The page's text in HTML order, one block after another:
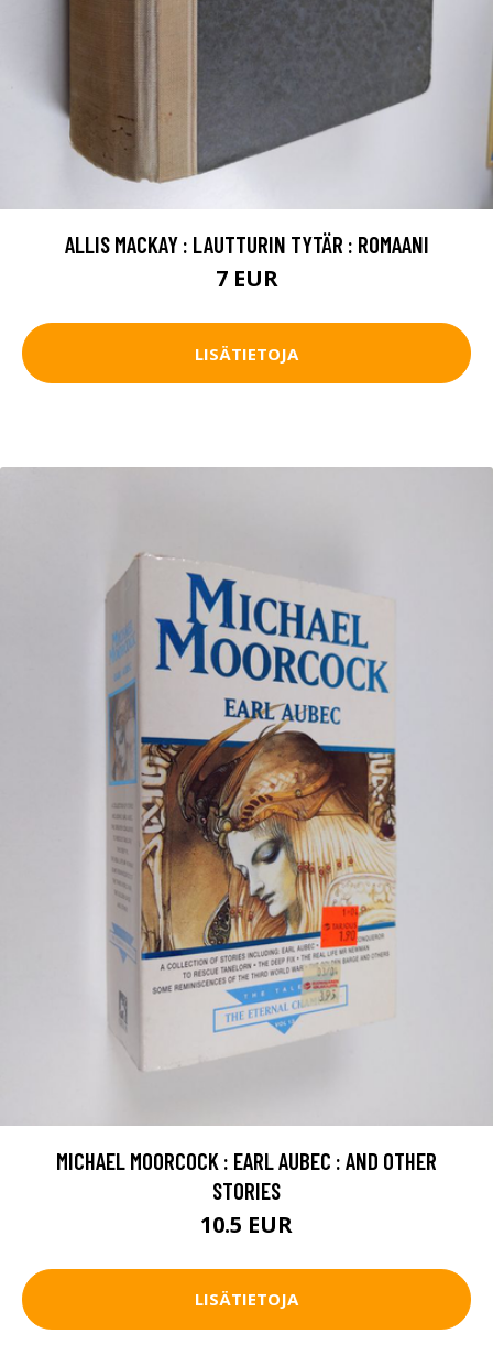
ALLIS MACKAY : LAUTTURIN TYTÄR : ROMAANI
7 EUR
LISÄTIETOJA
MICHAEL MOORCOCK : EARL AUBEC : AND OTHER
STORIES
10.5 EUR
LISÄTIETOJA